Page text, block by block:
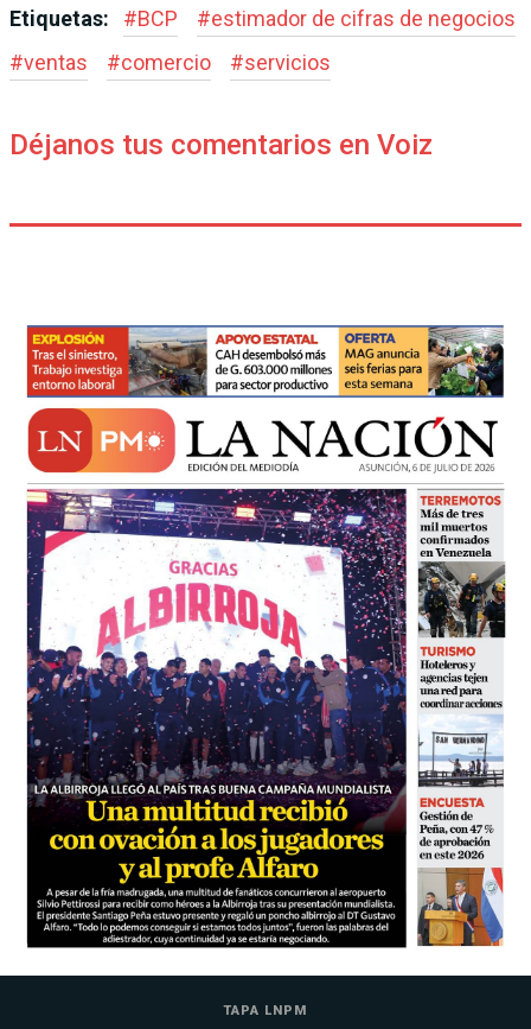
Etiquetas: #BCP #estimador de cifras de negocios
#ventas #comercio #servicios
Déjanos tus comentarios en Voiz
TAPA LNPM